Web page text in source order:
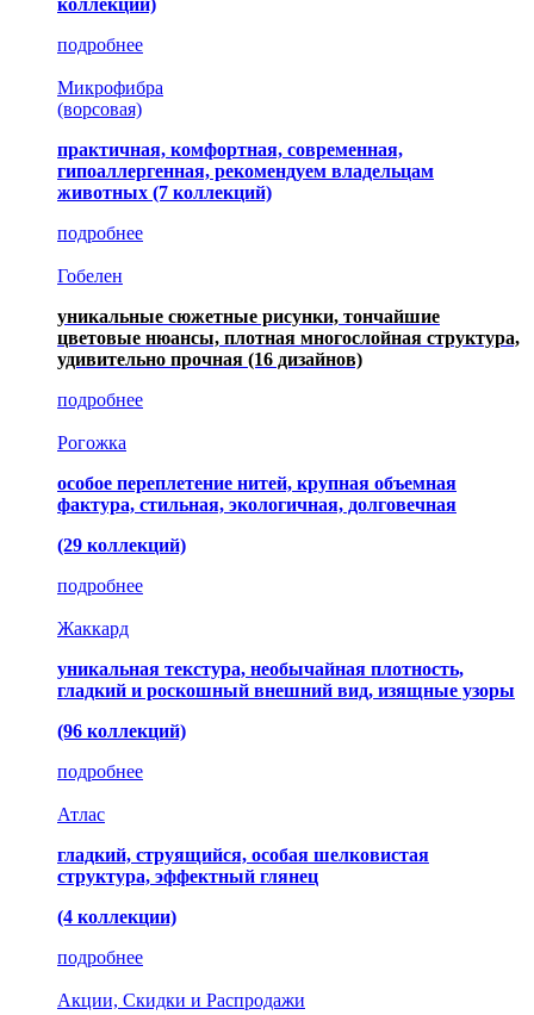
коллекций)
подробнее
Микрофибра
(ворсовая)
практичная, комфортная, современная,
гипоаллергенная, рекомендуем владельцам
животных (7 коллекций)
подробнее
Гобелен
уникальные сюжетные рисунки, тончайшие
цветовые нюансы, плотная многослойная структура,
удивительно прочная (16 дизайнов)
подробнее
Рогожка
особое переплетение нитей, крупная объемная
фактура, стильная, экологичная, долговечная
(29 коллекций)
подробнее
Жаккард
уникальная текстура, необычайная плотность,
гладкий и роскошный внешний вид, изящные узоры
(96 коллекций)
подробнее
Атлас
гладкий, струящийся, особая шелковистая
структура, эффектный глянец
(4 коллекции)
подробнее
Акции, Скидки и Распродажи